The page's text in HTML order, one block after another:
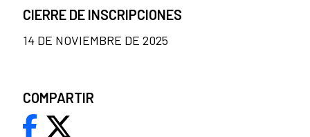
CIERRE DE INSCRIPCIONES
14 DE NOVIEMBRE DE 2025
COMPARTIR